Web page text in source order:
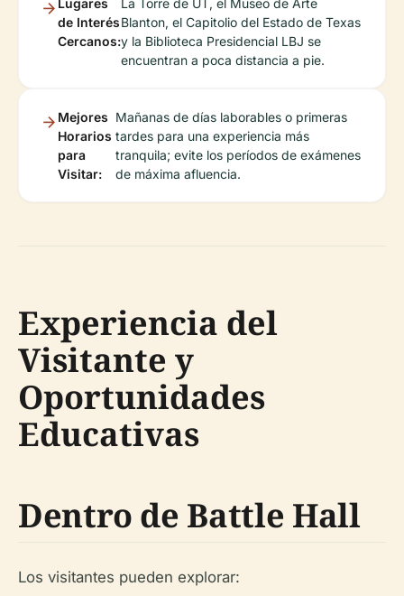
de Interés
Cercanos:
Blanton, el Capitolio del Estado de Texas
y la Biblioteca Presidencial LBJ se
encuentran a poca distancia a pie.
Mejores
Horarios
para
Visitar:
Mañanas de días laborables o primeras
tardes para una experiencia más
tranquila; evite los períodos de exámenes
de máxima afluencia.
Experiencia del
Visitante y
Oportunidades
Educativas
Dentro de Battle Hall
Los visitantes pueden explorar: